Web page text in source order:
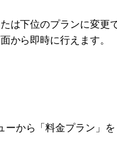
は下位のプランに変更
から即時に行えます。
ーから「料金プラン」を